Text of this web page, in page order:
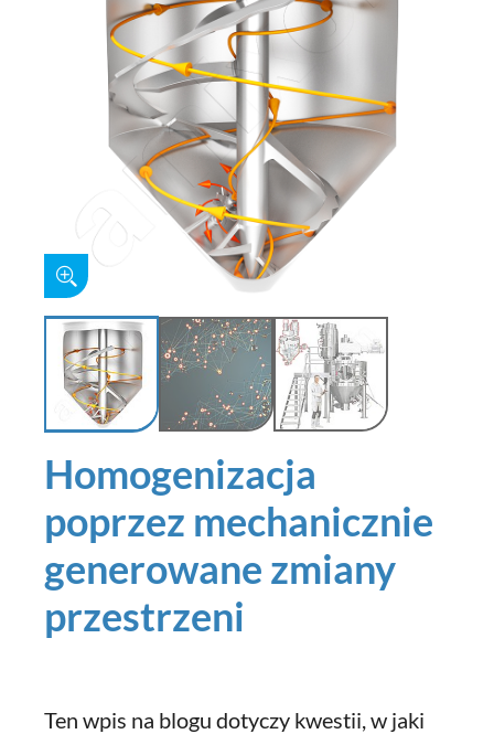
Homogenizacja
poprzez mechanicznie
generowane zmiany
przestrzeni
Ten wpis na blogu dotyczy kwestii, w jaki